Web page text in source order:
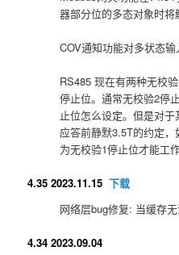
器部分位的多态对象时将
COV通知功能对多状态
RS485 现在有两种无校
停止位。通常无校验2停
止位怎么设定。但是对
应答前静默3.5T的约定
为无校验1停止位才能工作
4.35 2023.11.15下载
网络层bug修复: 当缓存
4.34 2023.09.04